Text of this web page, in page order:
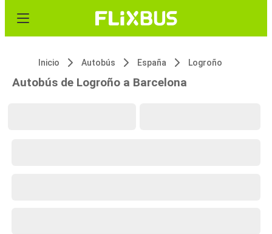
Inicio Autobús España Logroño
Autobús de Logroño a Barcelona